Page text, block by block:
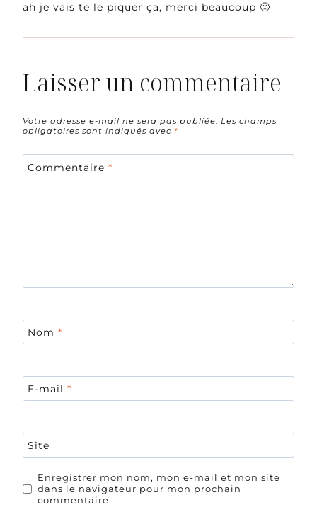
ah je vais te le piquer ça, merci beaucoup 🙂
Laisser un commentaire
Votre adresse e-mail ne sera pas publiée. Les champs
obligatoires sont indiqués avec *
Commentaire *
Nom *
E-mail *
Site
Enregistrer mon nom, mon e-mail et mon site
dans le navigateur pour mon prochain
commentaire.